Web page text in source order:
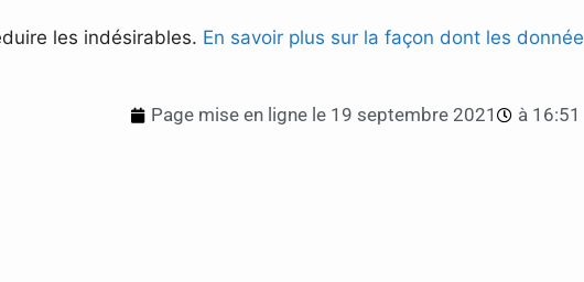
les indésirables. En savoir plus sur la façon dont les
Page mise en ligne le 19 septembre 2021 à 16:51